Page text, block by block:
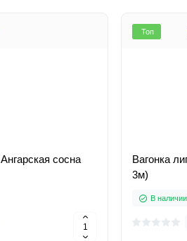
сосна
Топ
Вагонка
3м)
В наличии